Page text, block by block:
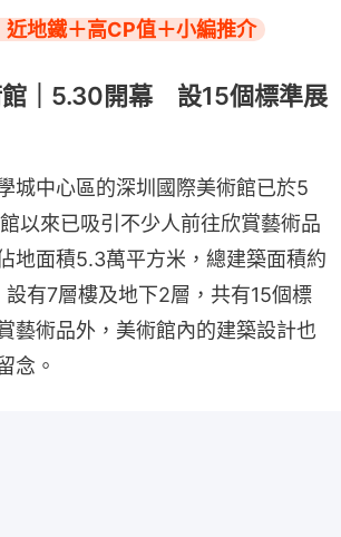
近地鐵＋高CP值＋小編推介
館｜5.30開幕 設15個標準展
城中心區的深圳國際美術館已於5
以來已吸引不少人前往欣賞藝術品
地面積5.3萬平方米，總建築面積約
有7層樓及地下2層，共有15個標
藝術品外，美術館內的建築設計也
念。